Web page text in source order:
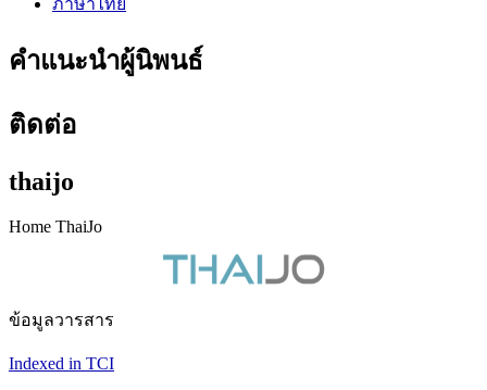
คำแนะนำผู้นิพนธ์
ติดต่อ
thaijo
Home ThaiJo
ข้อมูลวารสาร
Indexed in TCI